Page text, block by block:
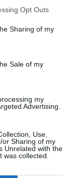
Opt Outs
Sharing of my
Sale of my
my
Advertising.
Use,
or Sharing of my
Unrelated with the
was collected.
rezultatele
ad